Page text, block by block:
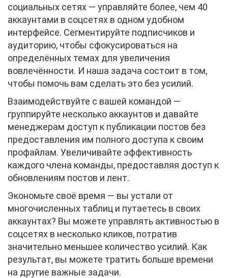
социальных сетях — управляйте более, чем 40
аккаунтами в соцсетях в одном удобном
интерфейсе. Сегментируйте подписчиков и
аудиторию, чтобы сфокусироваться на
определённых темах для увеличения
вовлечённости. И наша задача состоит в том,
чтобы помочь вам сделать это без усилий.
Взаимодействуйте с вашей командой —
группируйте несколько аккаунтов и давайте
менеджерам доступ к публикации постов без
предоставления им полного доступа к своим
профайлам. Увеличивайте эффективность
каждого члена команды, предоставляя доступ к
обновлениям постов и лент.
Экономьте своё время — вы устали от
многочисленных таблиц и путаетесь в своих
аккаунтах? Вы можете управлять активностью в
соцсетях в несколько кликов, потратив
значительно меньшее количество усилий. Как
результат, вы можете тратить больше времени
на другие важные задачи.